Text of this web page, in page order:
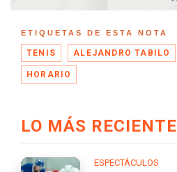
ETIQUETAS DE ESTA NOTA
TENIS ALEJANDRO TABILO
HORARIO
LO MÁS RECIENTE
ESPECTÁCULOS